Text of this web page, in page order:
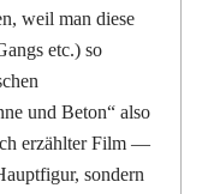
weil man diese
etc.) so
und Beton“ also
erzählter Film —
sondern